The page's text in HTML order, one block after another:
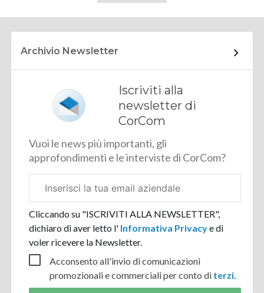
Archivio Newsletter
Iscriviti alla
newsletter di
CorCom
Vuoi le news più importanti, gli
approfondimenti e le interviste di CorCom?
aziendale
Cliccando su "ISCRIVITI ALLA NEWSLETTER",
dichiaro di aver letto l' Informativa Privacye di
voler ricevere la Newsletter.
Acconsento all'invio di comunicazioni
promozionali e commerciali per conto di terzi.